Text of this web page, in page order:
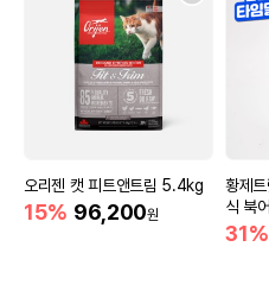
로얄캐닌 캣 인도어 샘플
[샘플] 짜먹는 캐츠랑 2개입
상품 필수 정보
품명 및 모델명 어펫페
법에 의한 인증,허가 등을
받았음을 확인할수 있는
경우 그에 대한 사항
상품상
오리젠 캣 피트앤트림 5.4kg
15% 96,200원
황제
식 북
31%